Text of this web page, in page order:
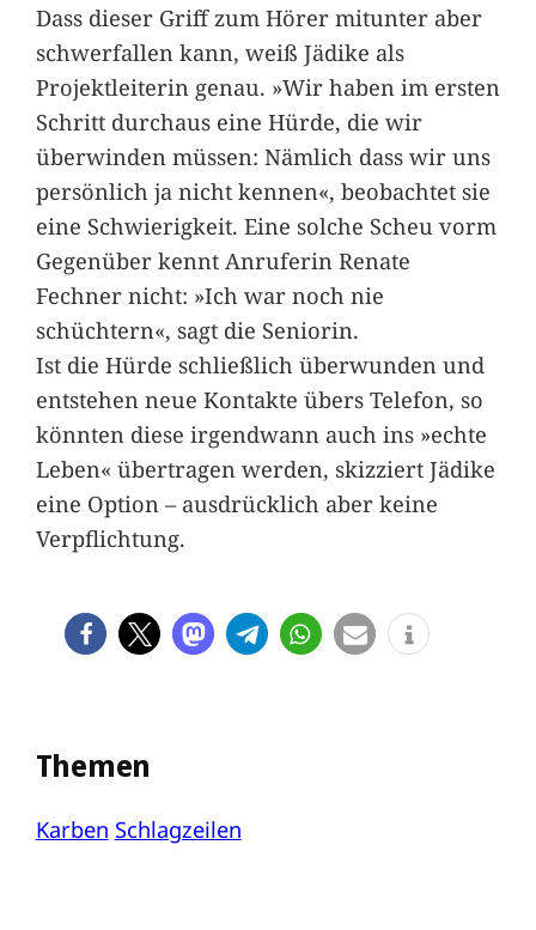
Dass dieser Griff zum Hörer mitunter aber
schwerfallen kann, weiß Jädike als
Projektleiterin genau. »Wir haben im ersten
Schritt durchaus eine Hürde, die wir
überwinden müssen: Nämlich dass wir uns
persönlich ja nicht kennen«, beobachtet sie
eine Schwierigkeit. Eine solche Scheu vorm
Gegenüber kennt Anruferin Renate
Fechner nicht: »Ich war noch nie
schüchtern«, sagt die Seniorin.
Ist die Hürde schließlich überwunden und
entstehen neue Kontakte übers Telefon, so
könnten diese irgendwann auch ins »echte
Leben« übertragen werden, skizziert Jädike
eine Option – ausdrücklich aber keine
Verpflichtung.
Themen
Karben Schlagzeilen